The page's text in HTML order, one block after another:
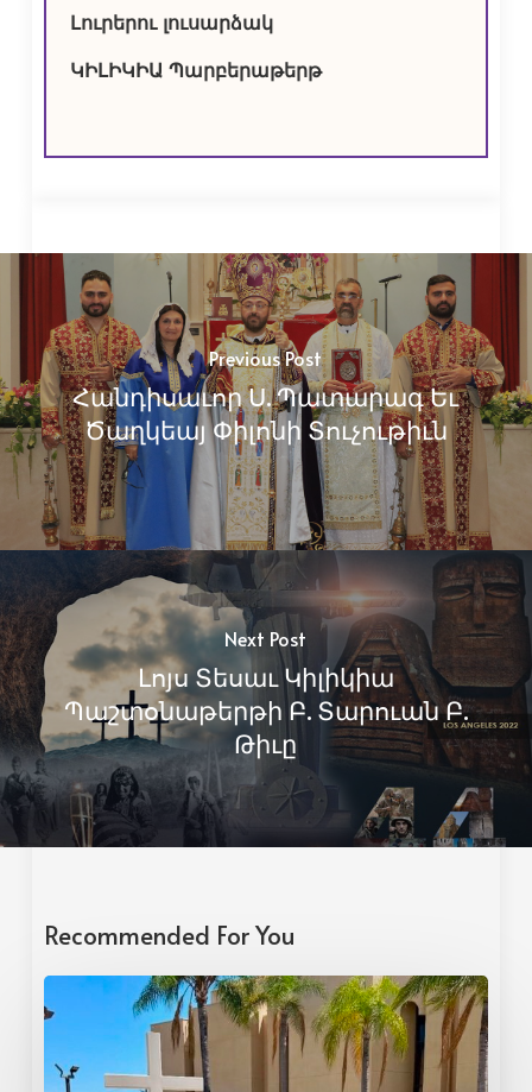
Լուրերու լուսարձակ
ԿԻԼԻԿԻԱ Պարբերաթերթ
Previous Post
Հանդիսաւոր Ս. Պատարագ Եւ
Ծաղկեայ Փիլոնի Տուչութիւն
Next Post
Լոյս Տեսաւ Կիլիկիա
Պաշտօնաթերթի Բ. Տարուան Բ.
Թիւը
Recommended For You